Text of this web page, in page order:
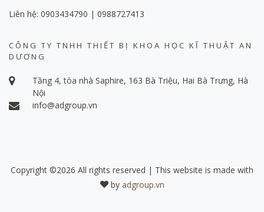
Liên hệ: 0903434790 | 0988727413
CÔNG TY TNHH THIẾT BỊ KHOA HỌC KĨ THUẬT AN
DƯƠNG
Tầng 4, tòa nhà Saphire, 163 Bà Triệu, Hai Bà Trưng, Hà
Nội
info@adgroup.vn
Copyright ©2026 All rights reserved | This website is made with
by adgroup.vn